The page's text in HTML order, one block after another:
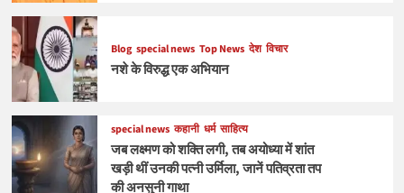
Blog special news Top News देश विचार
नशे के विरुद्ध एक अभियान
special news कहानी धर्म साहित्य
जब लक्ष्मण को शक्ति लगी, तब अयोध्या में शांत
खड़ी थीं उनकी पत्नी उर्मिला, जानें पतिव्रता तप
की अनसुनी गाथा